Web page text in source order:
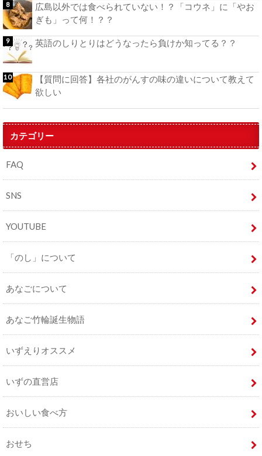
広島以外では食べられていない！？「コウネ」に「やお
ぎも」って何！？？
英語のしりとりはどうなったら負けか知ってる？？
【質問に回答】各社のがんすの味の違いについて教えて
欲しい
カテゴリー
FAQ
SNS
YOUTUBE
「のし」について
あなごについて
あなご竹輪誕生物語
いずえりオススメ
いずの直営店
おいしい食べ方
おせち